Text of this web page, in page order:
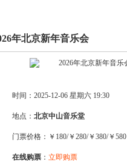
年北京新年音乐会
时间：2025-12-06 星期六 19:30
地点： 北京中山音乐堂
门票价格：￥180/￥280/￥380/￥580
在线购票 ： 立即购票